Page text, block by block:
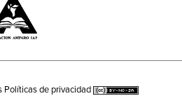
Políticas de privacidad